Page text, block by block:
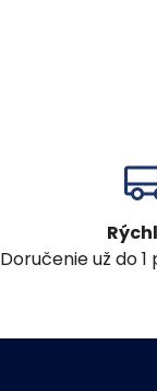
Doručenie už do